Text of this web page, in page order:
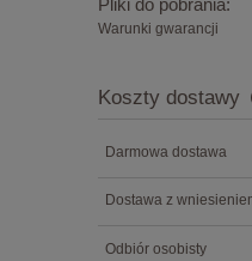
Warunki gwarancji
Koszty dostawy
Darmowa dostawa
Dostawa z
Odbiór osobisty